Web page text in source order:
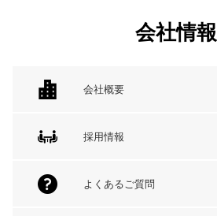
会社情報
会社概要
採用情報
よくあるご質問